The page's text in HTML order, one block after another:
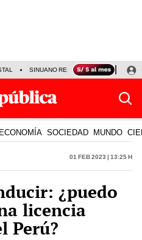
SINUANO RESULTADOS HOY
ECONOMÍA SOCIEDAD MUNDO
01 Feb 2023 | 13:25 h
¿puedo
licencia
Perú?